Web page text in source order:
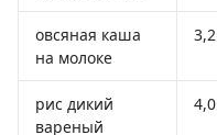
овсяная каша
на молоке
3,2
рис дикий
вареный
4,0